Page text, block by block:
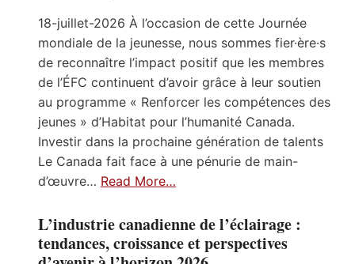
18-juillet-2026 À l’occasion de cette Journée
mondiale de la jeunesse, nous sommes fier·ère·s
de reconnaître l’impact positif que les membres
de l’ÉFC continuent d’avoir grâce à leur soutien
au programme « Renforcer les compétences des
jeunes » d’Habitat pour l’humanité Canada.
Investir dans la prochaine génération de talents
Le Canada fait face à une pénurie de main-
d’œuvre… Read More…
L’industrie canadienne de l’éclairage :
tendances, croissance et perspectives